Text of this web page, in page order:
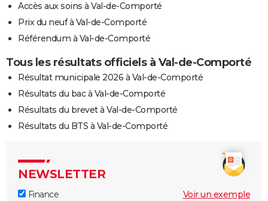
Accès aux soins à Val-de-Comporté
Prix du neuf à Val-de-Comporté
Référendum à Val-de-Comporté
Tous les résultats officiels à Val-de-Comporté
Résultat municipale 2026 à Val-de-Comporté
Résultats du bac à Val-de-Comporté
Résultats du brevet à Val-de-Comporté
Résultats du BTS à Val-de-Comporté
NEWSLETTER
Finance Voir un exemple